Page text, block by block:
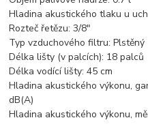
Hladina akustického tlaku u
Rozteč řetězu: 3/8"
Typ vzduchového filtru: Plstěný
Délka lišty (v palcích): 18 palců
Délka vodící lišty: 45 cm
Hladina akustického výkonu,
dB(A)
Hladina akustického výkonu,